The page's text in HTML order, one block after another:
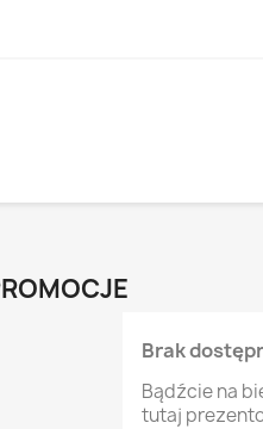
Brak
Bądźcie na
tutaj